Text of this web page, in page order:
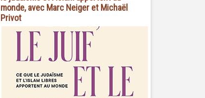
monde, avec Marc Neiger et Michaël
Privot